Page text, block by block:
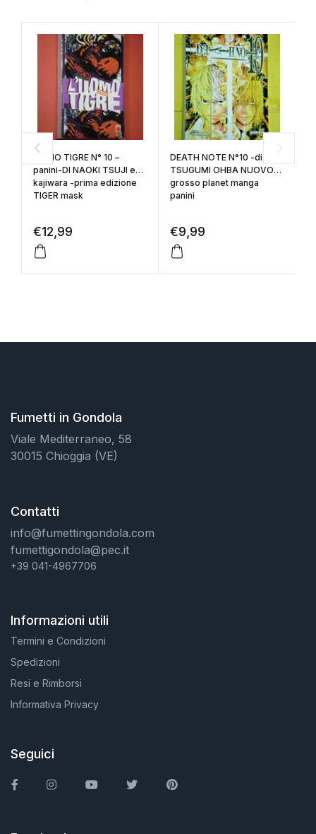
UOMO TIGRE N° 10 –
panini-DI NAOKI TSUJI e
kajiwara -prima edizione
TIGER mask
€12,99
DEATH NOTE N°10 -di
TSUGUMI OHBA NUOVO
grosso planet manga
panini
€9,99
Fumetti in Gondola
Viale Mediterraneo, 58
30015 Chioggia (VE)
Contatti
info@fumettingondola.com
fumettigondola@pec.it
+39 041-4967706
Informazioni utili
Termini e Condizioni
Spedizioni
Resi e Rimborsi
Informativa Privacy
Seguici
FacebookInstagramYou TubeTwitter Pinterest